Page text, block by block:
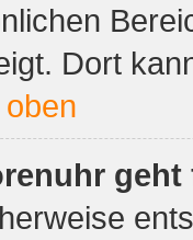
Dort
geht